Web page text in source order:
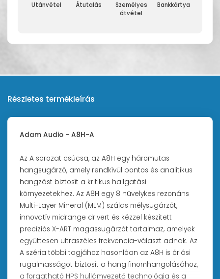
Utánvétel Átutalás
Személyes
átvétel
Bankkártya
Részletes termékleírás
Adam Audio - A8H-A
Az A sorozat csúcsa, az A8H egy háromutas
hangsugárzó, amely rendkívül pontos és analitikus
hangzást biztosít a kritikus hallgatási
környezetekhez. Az A8H egy 8 hüvelykes rezonáns
Multi-Layer Mineral (MLM) szálas mélysugárzót,
innovatív midrange drivert és kézzel készített
precíziós X-ART magassugárzót tartalmaz, amelyek
együttesen ultraszéles frekvencia-választ adnak. Az
A széria többi tagjához hasonlóan az A8H is óriási
rugalmasságot biztosít a hang finomhangolásához,
a forgatható HPS hullámvezető technológia és a